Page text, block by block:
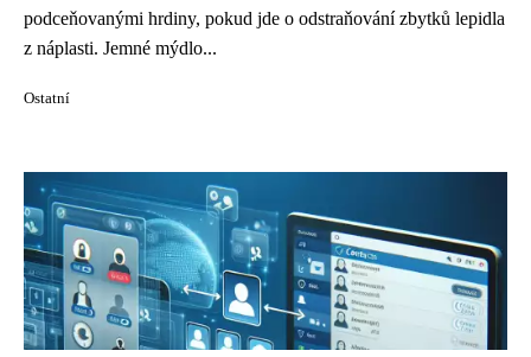
podceňovanými hrdiny, pokud jde o odstraňování zbytků lepidla
z náplasti. Jemné mýdlo...
Ostatní